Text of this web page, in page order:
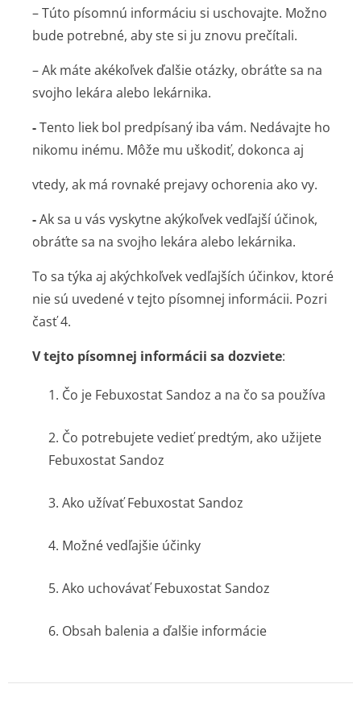
– Túto písomnú informáciu si uschovajte. Možno
bude potrebné, aby ste si ju znovu prečítali.
– Ak máte akékoľvek ďalšie otázky, obráťte sa na
svojho lekára alebo lekárnika.
-Tento liek bol predpísaný iba vám. Nedávajte ho
nikomu inému. Môže mu uškodiť, dokonca aj
vtedy, ak má rovnaké prejavy ochorenia ako vy.
-Ak sa u vás vyskytne akýkoľvek vedľajší účinok,
obráťte sa na svojho lekára alebo lekárnika.
To sa týka aj akýchkoľvek vedľajších účinkov, ktoré
nie sú uvedené v tejto písomnej informácii. Pozri
časť 4.
V tejto písomnej informácii sa dozviete:
1. Čo je Febuxostat Sandoz a na čo sa používa
2. Čo potrebujete vedieť predtým, ako užijete
Febuxostat Sandoz
3. Ako užívať Febuxostat Sandoz
4. Možné vedľajšie účinky
5. Ako uchovávať Febuxostat Sandoz
6. Obsah balenia a ďalšie informácie